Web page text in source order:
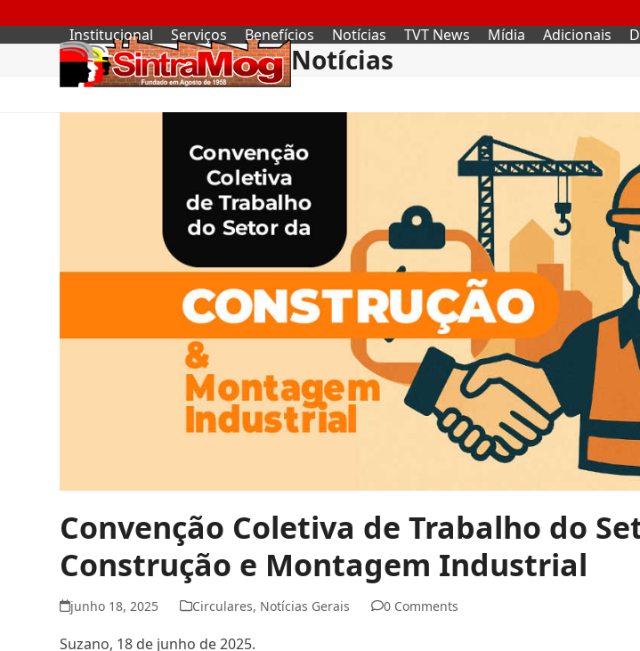
to
Institucional
Serviços Benefícios Notícias TVT News Mídia Adicionais
Notícias
Convenção Coletiva de Trabalho do
Construção e Montagem Industrial
junho 18, 2025 Circulares, Notícias Gerais 0 Comments
Suzano, 18 de junho de 2025.